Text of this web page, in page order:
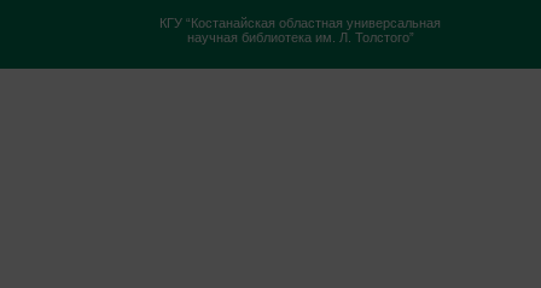
КГУ “Костанайская областная универсальная
научная библиотека им. Л. Толстого”